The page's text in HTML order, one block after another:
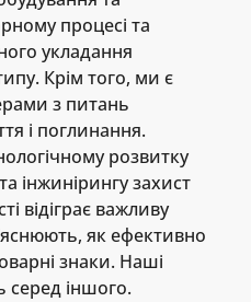
процесі та
укладання
Крім того, ми є
з питань
і поглинання.
розвитку
інжинірингу захист
відіграє важливу
як ефективно
знаки. Наші
серед іншого.